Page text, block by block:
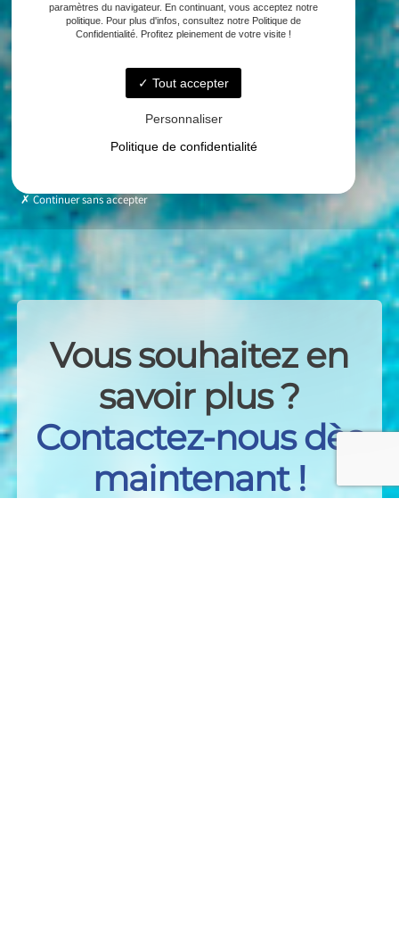
Vous souhaitez en
savoir plus ?
Contactez-nous dès
maintenant !
paramètres du navigateur. En continuant, vous acceptez notre
politique. Pour plus d'infos, consultez notre Politique de
Confidentialité. Profitez pleinement de votre visite !
Tout accepter
Personnaliser
Politique de confidentialité
Continuer sans accepter